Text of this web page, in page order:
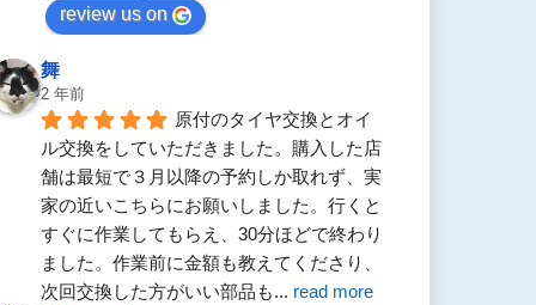
review us on
舞
2 年前
原付のタイヤ交換とオイ
ル交換をしていただきました。購入した店
舗は最短で３月以降の予約しか取れず、実
家の近いこちらにお願いしました。行くと
すぐに作業してもらえ、30分ほどで終わり
ました。作業前に金額も教えてくださり、
次回交換した方がいい部品も... read more